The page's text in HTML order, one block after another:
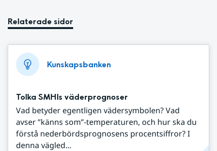
Relaterade sidor
Kunskapsbanken
Tolka SMHIs väderprognoser
Vad betyder egentligen vädersymbolen? Vad
avser ”känns som”-temperaturen, och hur ska du
förstå nederbördsprognosens procentsiffror? I
denna vägled...